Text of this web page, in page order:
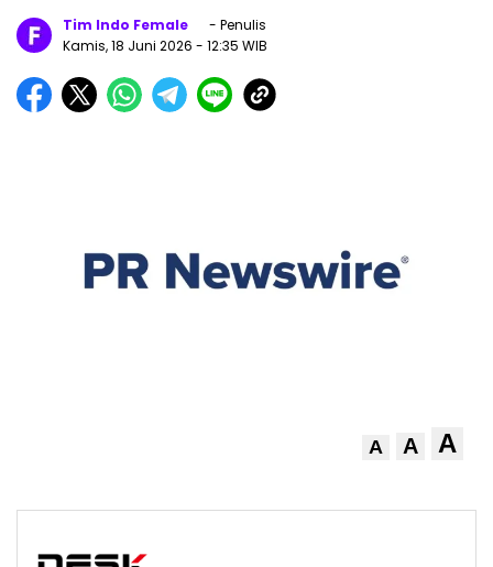
Tim Indo Female
- Penulis
Kamis, 18 Juni 2026 - 12:35 WIB
A A A